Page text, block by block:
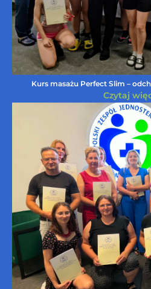
Kurs masażu Perfect Slim –
Czytaj